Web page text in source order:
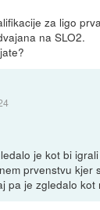
za ligo
na SLO2.
je kot bi
prvenstvu kjer
pa je zgledalo kot